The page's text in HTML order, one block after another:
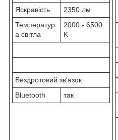
Яскравість
2350 лм
Температур
а світла
2000 - 6500
K
Бездротовий зв'язок
Bluetooth
так